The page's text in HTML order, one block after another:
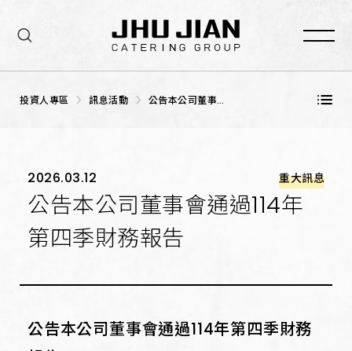
投資人專區 訊息活動
公告本公司董事會
2026.03.12 重大訊息
公告本公司董事會通過114年
第四季財務報告
公告本公司董事會通過114年第四季財務